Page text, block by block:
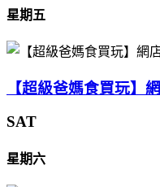
星期五
【超級爸媽食買玩】
SAT
星期六